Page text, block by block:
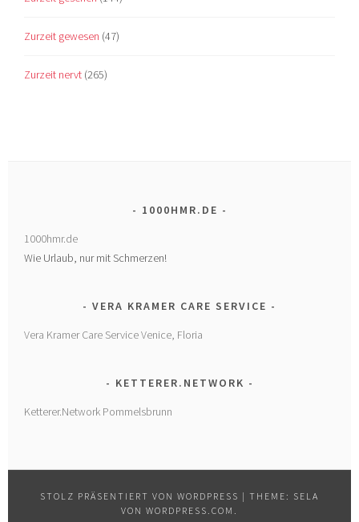
Zurzeit gewesen (47)
Zurzeit nervt (265)
1000HMR.DE
1000hmr.de
Wie Urlaub, nur mit Schmerzen!
VERA KRAMER CARE SERVICE
Vera Kramer Care Service Venice, Floria
KETTERER.NETWORK
Ketterer.Network Pommelsbrunn
STOLZ PRÄSENTIERT VON WORDPRESS | THEME: SELA
VON WORDPRESS.COM